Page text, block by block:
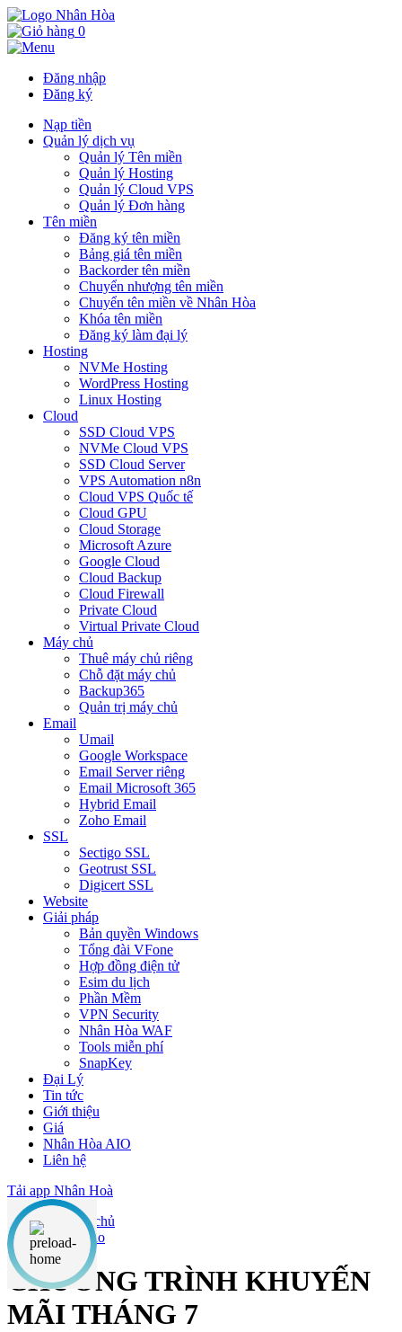
0
Đăng nhập
Đăng ký
Nạp tiền
Quản lý dịch vụ
Quản lý Tên miền
Quản lý Hosting
Quản lý Cloud VPS
Quản lý Đơn hàng
Tên miền
Đăng ký tên miền
Bảng giá tên miền
Backorder tên miền
Chuyển nhượng tên miền
Chuyển tên miền về Nhân Hòa
Khóa tên miền
Đăng ký làm đại lý
Hosting
NVMe Hosting
WordPress Hosting
Linux Hosting
Cloud
SSD Cloud VPS
NVMe Cloud VPS
SSD Cloud Server
VPS Automation n8n
Cloud VPS Quốc tế
Cloud GPU
Cloud Storage
Microsoft Azure
Google Cloud
Cloud Backup
Cloud Firewall
Private Cloud
Virtual Private Cloud
Máy chủ
Thuê máy chủ riêng
Chỗ đặt máy chủ
Backup365
Quản trị máy chủ
Email
Umail
Google Workspace
Email Server riêng
Email Microsoft 365
Hybrid Email
Zoho Email
SSL
Sectigo SSL
Geotrust SSL
Digicert SSL
Website
Giải pháp
Bản quyền Windows
Tổng đài VFone
Hợp đồng điện tử
Esim du lịch
Phần Mềm
VPN Security
Nhân Hòa WAF
Tools miễn phí
SnapKey
Đại Lý
Tin tức
Giới thiệu
Giá
Nhân Hòa AIO
Liên hệ
Tải app Nhân Hoà
Thông báo
CHƯƠNG TRÌNH KHUYẾN
MÃI THÁNG 7